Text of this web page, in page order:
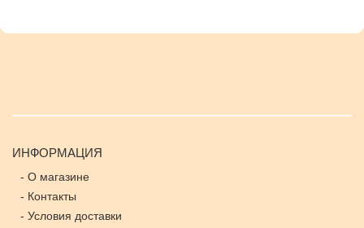
ИНФОРМАЦИЯ
- О магазине
- Контакты
- Условия доставки